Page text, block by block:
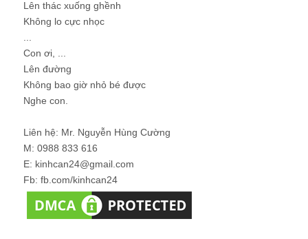
Lên thác xuống ghềnh
Không lo cực nhọc
Con ơi, ...
Lên đường
Không bao giờ nhỏ bé được
Nghe con.
Liên hệ: Mr. Nguyễn Hùng Cường
M: 0988 833 616
E: kinhcan24@gmail.com
Fb: fb.com/kinhcan24